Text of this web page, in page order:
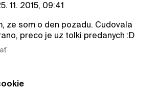
11. 2015, 09:41
ze som o den pozadu. Cudovala
preco je uz tolki predanych :D